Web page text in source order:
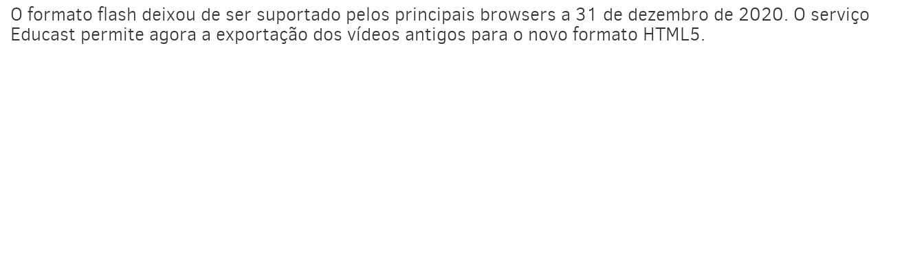
O formato flash deixou de ser suportado pelos principais browsers a 31 de dezembro de 2020. O serviço
Educast permite agora a exportação dos vídeos antigos para o novo formato HTML5.